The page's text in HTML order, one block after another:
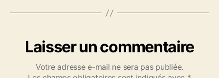
Laisser un commentaire
Votre adresse e-mail ne sera pas publiée.